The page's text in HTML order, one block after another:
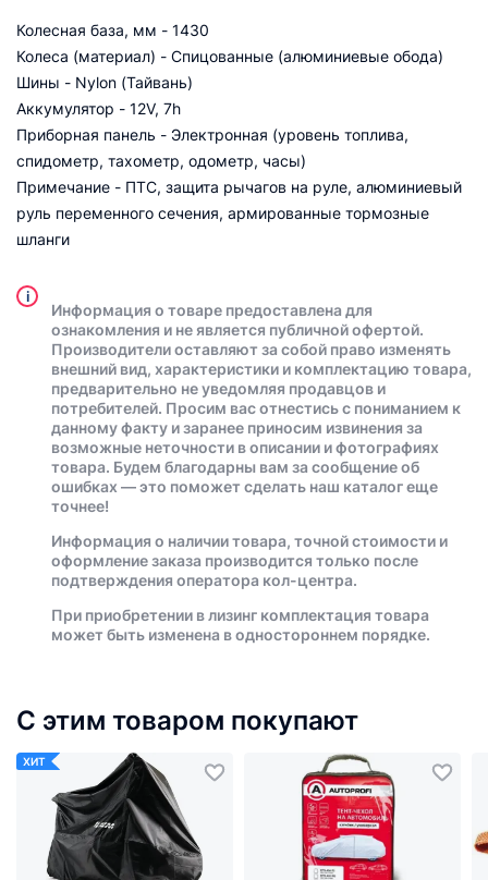
Колесная база, мм - 1430
Колеса (материал) - Спицованные (алюминиевые обода)
Шины - Nylon (Тайвань)
Аккумулятор - 12V, 7h
Приборная панель - Электронная (уровень топлива,
спидометр, тахометр, одометр, часы)
Примечание - ПТС, защита рычагов на руле, алюминиевый
руль переменного сечения, армированные тормозные
шланги
i
Информация о товаре предоставлена для
ознакомления и не является публичной офертой.
Производители оставляют за собой право изменять
внешний вид, характеристики и комплектацию товара,
предварительно не уведомляя продавцов и
потребителей. Просим вас отнестись с пониманием к
данному факту и заранее приносим извинения за
возможные неточности в описании и фотографиях
товара. Будем благодарны вам за сообщение об
ошибках — это поможет сделать наш каталог еще
точнее!
Информация о наличии товара, точной стоимости и
оформление заказа производится только после
подтверждения оператора кол-центра.
При приобретении в лизинг комплектация товара
может быть изменена в одностороннем порядке.
С этим товаром покупают
ХИТ